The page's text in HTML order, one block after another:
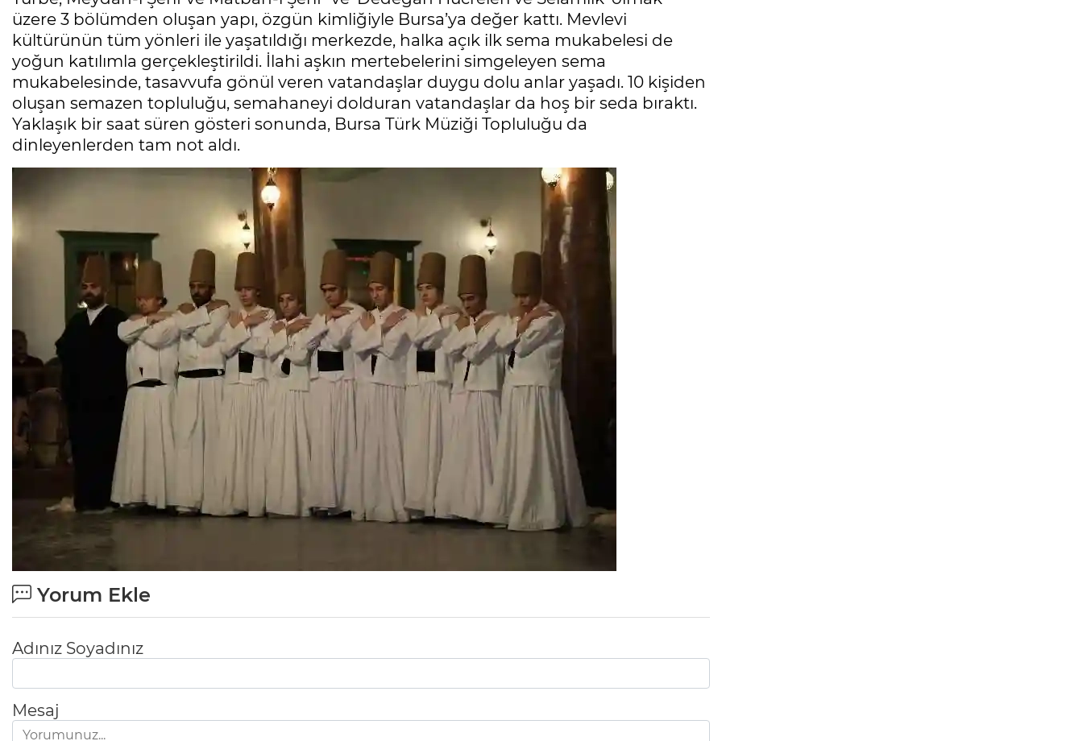
üzere 3 bölümden oluşan yapı, özgün kimliğiyle Bursa’ya değer kattı. Mevlevi
kültürünün tüm yönleri ile yaşatıldığı merkezde, halka açık ilk sema mukabelesi de
yoğun katılımla gerçekleştirildi. İlahi aşkın mertebelerini simgeleyen sema
mukabelesinde, tasavvufa gönül veren vatandaşlar duygu dolu anlar yaşadı. 10 kişiden
oluşan semazen topluluğu, semahaneyi dolduran vatandaşlar da hoş bir seda bıraktı.
Yaklaşık bir saat süren gösteri sonunda, Bursa Türk Müziği Topluluğu da
dinleyenlerden tam not aldı.
Yorum Ekle
Adınız Soyadınız
Mesaj